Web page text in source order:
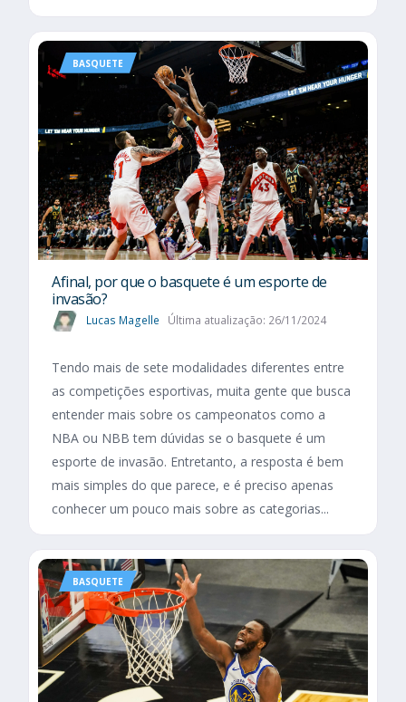
BASQUETE
Afinal, por que o basquete é um esporte de
invasão?
Lucas Magelle Última atualização: 26/11/2024
Tendo mais de sete modalidades diferentes entre
as competições esportivas, muita gente que busca
entender mais sobre os campeonatos como a
NBA ou NBB tem dúvidas se o basquete é um
esporte de invasão. Entretanto, a resposta é bem
mais simples do que parece, e é preciso apenas
conhecer um pouco mais sobre as categorias...
BASQUETE